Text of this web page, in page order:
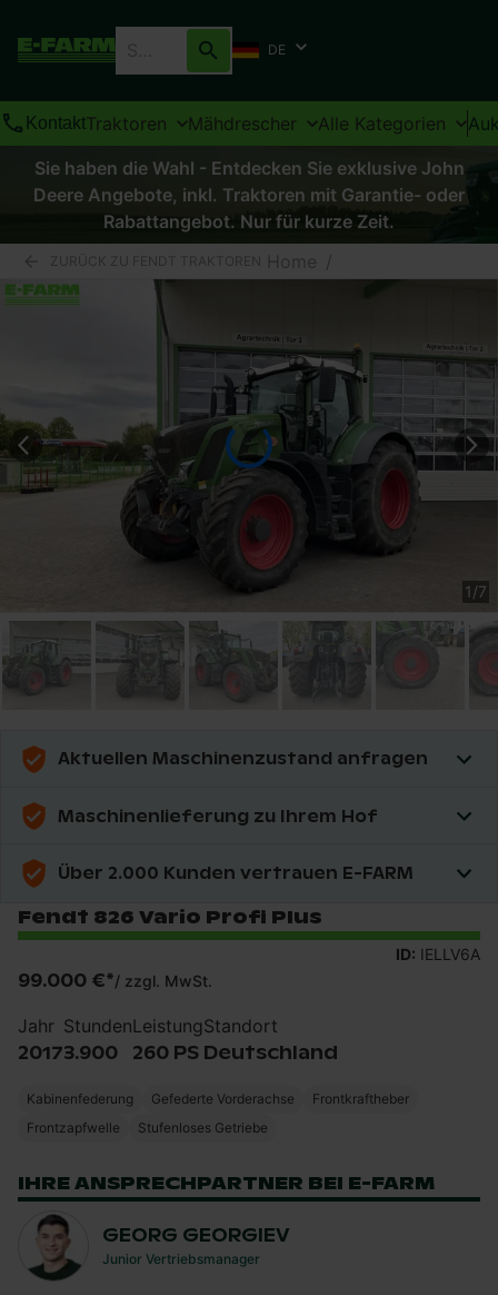
DE
KontaktTraktoren Mähdrescher Alle Kategorien
Sie haben die Wahl - Entdecken Sie exklusive John
Deere Angebote, inkl. Traktoren mit Garantie- oder
Rabattangebot. Nur für kurze Zeit.
ZURÜCK ZU FENDT TRAKTOREN Home /
1/7
Aktuellen Maschinenzustand anfragen
Maschinenlieferung zu Ihrem Hof
Über 2.000 Kunden vertrauen E-FARM
Fendt 826 Vario Profi Plus
ID: IELLV6A
99.000 €*/ zzgl. MwSt.
Jahr
2017
Stunden
3.900
Leistung
260 PS
Standort
Deutschland
Kabinenfederung Gefederte Vorderachse
Frontkraftheber
Frontzapfwelle
Stufenloses Getriebe
IHRE ANSPRECHPARTNER BEI E-FARM
GEORG GEORGIEV
Junior Vertriebsmanager